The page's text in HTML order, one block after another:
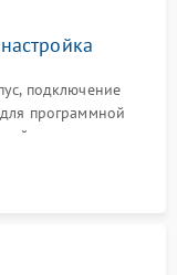
подключение
программной
порогов
старения АКБ.